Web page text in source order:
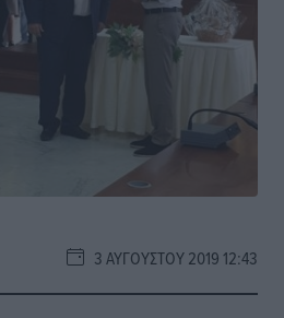
3 ΑΥΓΟΎΣΤΟΥ 2019 12:43